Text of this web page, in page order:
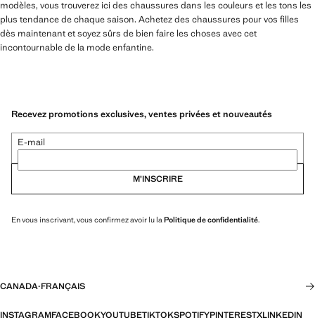
modèles, vous trouverez ici des chaussures dans les couleurs et les tons les
plus tendance de chaque saison. Achetez des chaussures pour vos filles
dès maintenant et soyez sûrs de bien faire les choses avec cet
incontournable de la mode enfantine.
Recevez promotions exclusives, ventes privées et nouveautés
E-mail
M’INSCRIRE
En vous inscrivant, vous confirmez avoir lu la Politique de confidentialité.
CANADA·FRANÇAIS
INSTAGRAMFACEBOOKYOUTUBETIKTOKSPOTIFYPINTERESTXLINKEDIN